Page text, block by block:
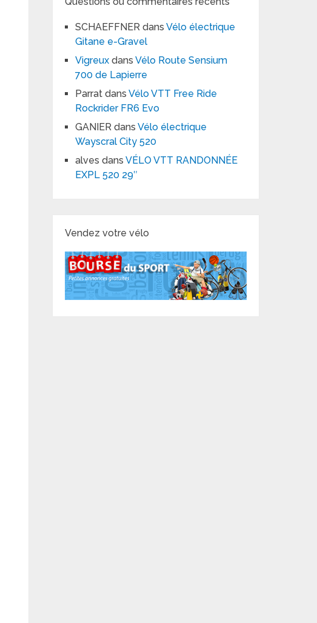
SCHAEFFNER dansVélo électrique
Gitane e-Gravel
Vigreux dansVélo Route Sensium
700 de Lapierre
Parrat dansVélo VTT Free Ride
Rockrider FR6 Evo
GANIER dansVélo électrique
Wayscral City 520
alves dansVÉLO VTT RANDONNÉE
EXPL 520 29″
Vendez votre vélo